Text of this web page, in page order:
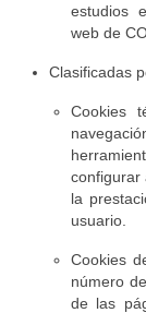
estudios
web de
Clasificadas
Cookies
configurar
la
usuario.
Cookies
número
de las